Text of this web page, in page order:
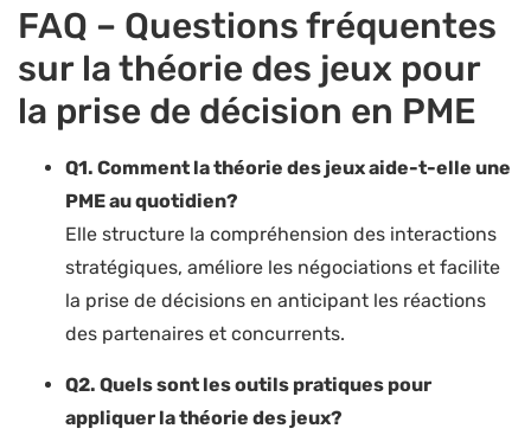
FAQ – Questions fréquentes
sur la théorie des jeux pour
la prise de décision en PME
Q1. Comment la théorie des jeux aide-t-elle une
PME au quotidien?
Elle structure la compréhension des interactions
stratégiques, améliore les négociations et facilite
la prise de décisions en anticipant les réactions
des partenaires et concurrents.
Q2. Quels sont les outils pratiques pour
appliquer la théorie des jeux?